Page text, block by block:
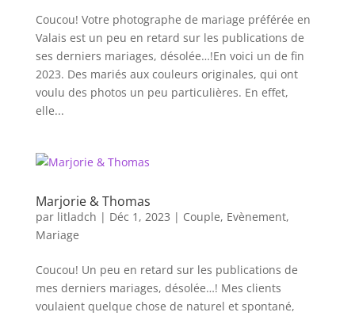
Coucou! Votre photographe de mariage préférée en
Valais est un peu en retard sur les publications de
ses derniers mariages, désolée…!En voici un de fin
2023. Des mariés aux couleurs originales, qui ont
voulu des photos un peu particulières. En effet,
elle...
Marjorie & Thomas
par litladch | Déc 1, 2023 | Couple, Evènement,
Mariage
Coucou! Un peu en retard sur les publications de
mes derniers mariages, désolée…! Mes clients
voulaient quelque chose de naturel et spontané,